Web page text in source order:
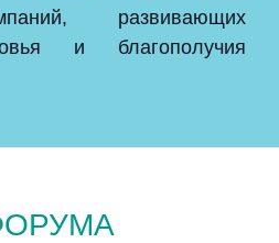
развивающих
и благополучия